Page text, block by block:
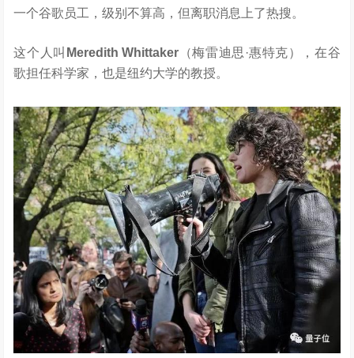
一个谷歌员工，级别不算高，但离职消息上了热搜。
这个人叫 Meredith Whittaker （梅雷迪思·惠特克），在谷
歌担任科学家，也是纽约大学的教授。